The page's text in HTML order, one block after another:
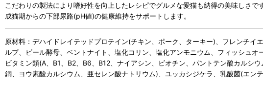
こだわりの製法により嗜好性を向上したレシピでグルメな愛猫も納得の美味しさです
成猫期からの下部尿路(pH値)の健康維持をサポートします。
原材料：デハイドレイテッドプロテイン(チキン、ポーク、ターキー)、フレンチ
ルプ、ビール酵母、ベントナイト、塩化コリン、塩化アンモニウム、フィッシュ
ビタミン類(A、B1、B2、B6、B12、ナイアシン、ビオチン、パントテン酸カルシ
銅、ヨウ素酸カルシウム、亜セレン酸ナトリウム)、ユッカシジケラ、乳酸菌(エ